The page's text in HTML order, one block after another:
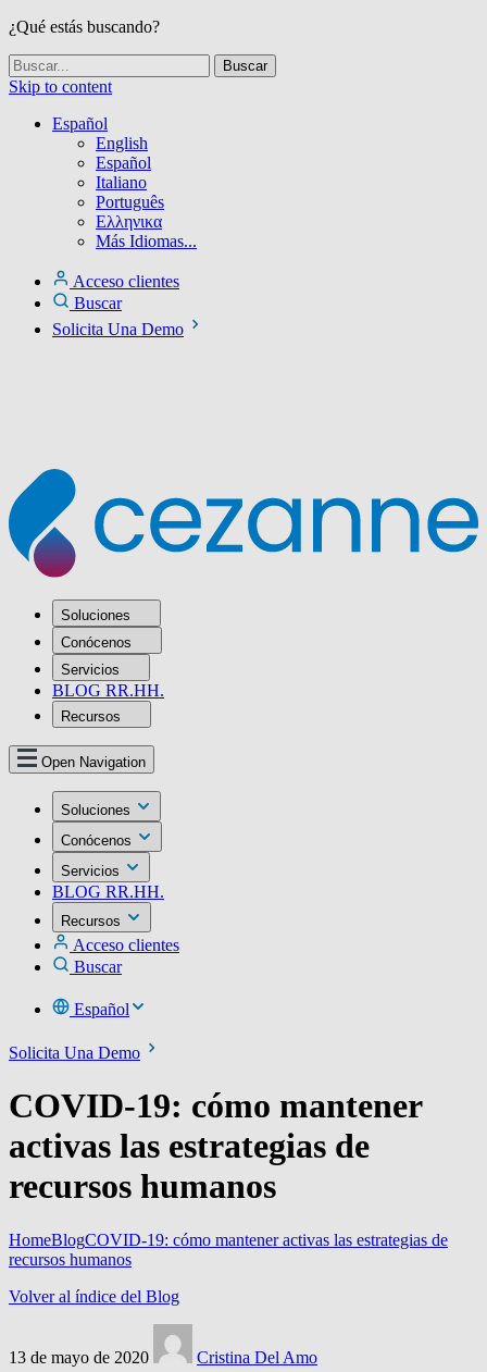
¿Qué estás buscando?
Skip to content
Español
English
Español
Italiano
Português
Ελληνικα
Más Idiomas...
Acceso clientes
Buscar
Solicita Una Demo
Soluciones
Conócenos
Servicios
BLOG RR.HH.
Recursos
Open Navigation
Soluciones
Conócenos
Servicios
BLOG RR.HH.
Recursos
Acceso clientes
Buscar
Español
Solicita Una Demo
COVID-19: cómo mantener
activas las estrategias de
recursos humanos
HomeBlogCOVID-19: cómo mantener activas las estrategias de
recursos humanos
Volver al índice del Blog
13 de mayo de 2020
Cristina Del Amo